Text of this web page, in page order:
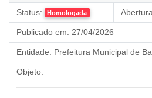
Status: Homologada
Publicado em: 27/04/2026
Entidade: Prefeitura Municipal de
Objeto: